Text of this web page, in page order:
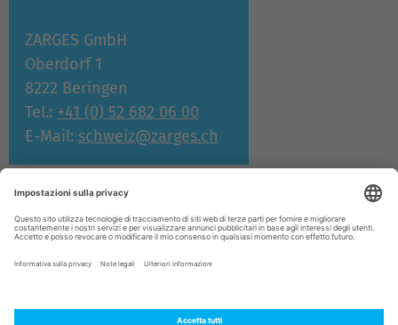
ZARGES GmbH
Oberdorf 1
8222 Beringen
Tel.: +41 (0) 52 682 06 00
E-Mail: schweiz@zarges.ch
© ZARGES 2026